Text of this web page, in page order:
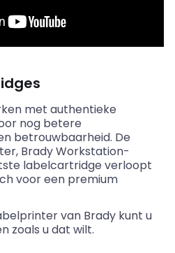
met authentieke
nog betere
betrouwbaarheid. De
BradyWorkstation-
labelcartridge verloopt
voor een premium
van Brady kunt u
zoals u dat wilt.